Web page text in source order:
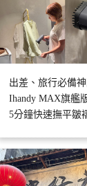
出差、旅行必備
Ihandy MAX旗艦
5分鐘快速撫平皺